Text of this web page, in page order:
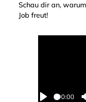
Schau dir an,
Job freut!
00:00